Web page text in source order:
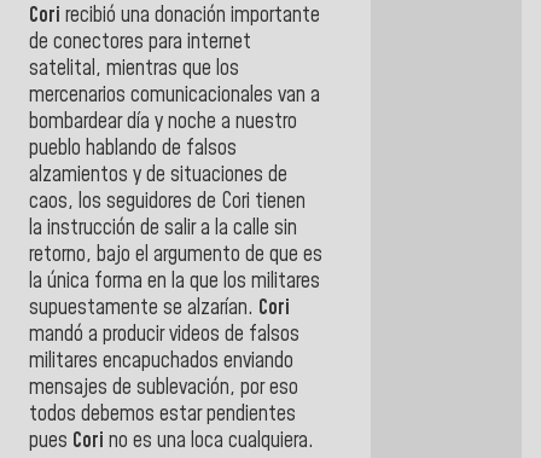
Cori recibió una donación importante
de conectores para internet
satelital, mientras que los
mercenarios comunicacionales van a
bombardear día y noche a nuestro
pueblo hablando de falsos
alzamientos y de situaciones de
caos, los seguidores de Cori tienen
la instrucción de salir a la calle sin
retorno, bajo el argumento de que es
la única forma en la que los militares
supuestamente se alzarían. Cori
mandó a producir videos de falsos
militares encapuchados enviando
mensajes de sublevación, por eso
todos debemos estar pendientes
pues Cori no es una loca cualquiera.